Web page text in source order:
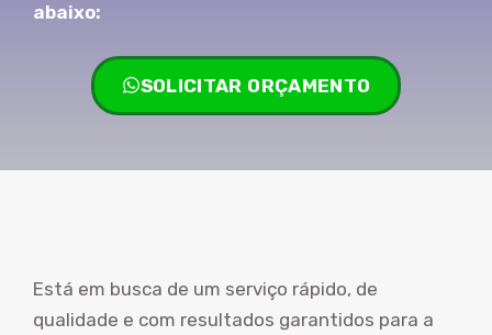
abaixo:
SOLICITAR ORÇAMENTO
Está em busca de um serviço rápido, de
qualidade e com resultados garantidos para a